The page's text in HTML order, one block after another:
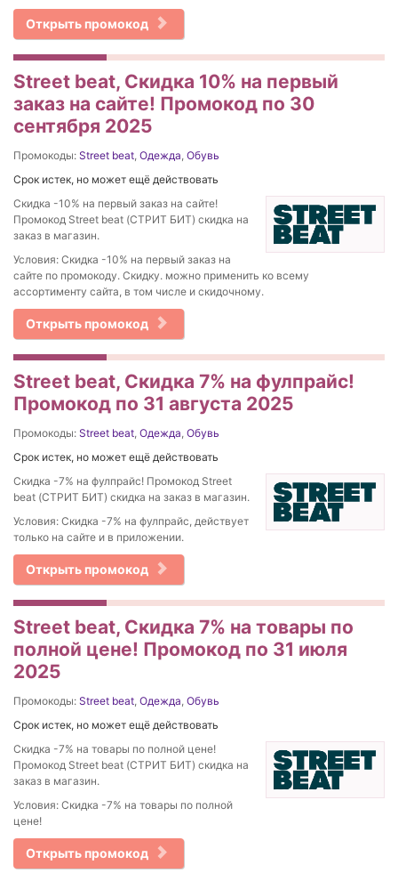
Открыть промокод
Street beat, Скидка 10% на первый
заказ на сайте! Промокод по 30
сентября 2025
Промокоды: Street beat, Одежда, Обувь
Срок истек, но может ещё действовать
Скидка -10% на первый заказ на сайте!
Промокод Street beat (СТРИТ БИТ) скидка на
заказ в магазин.
Условия: Скидка -10% на первый заказ на
сайте по промокоду. Скидку. можно применить ко всему
ассортименту сайта, в том числе и скидочному.
Открыть промокод
Street beat, Cкидка 7% на фулпрайс!
Промокод по 31 августа 2025
Промокоды: Street beat, Одежда, Обувь
Срок истек, но может ещё действовать
Cкидка -7% на фулпрайс! Промокод Street
beat (СТРИТ БИТ) скидка на заказ в магазин.
Условия: Cкидка -7% на фулпрайс, действует
только на сайте и в приложении.
Открыть промокод
Street beat, Скидка 7% на товары по
полной цене! Промокод по 31 июля
2025
Промокоды: Street beat, Одежда, Обувь
Срок истек, но может ещё действовать
Скидка -7% на товары по полной цене!
Промокод Street beat (СТРИТ БИТ) скидка на
заказ в магазин.
Условия: Скидка -7% на товары по полной
цене!
Открыть промокод